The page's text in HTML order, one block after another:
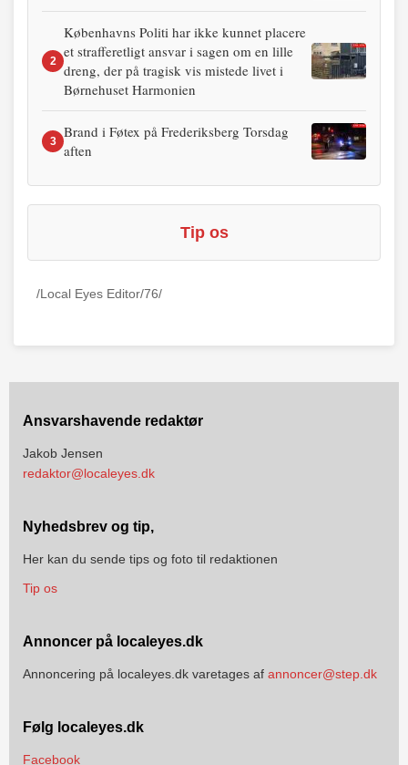
2
Københavns Politi har ikke kunnet placere
et strafferetligt ansvar i sagen om en lille
dreng, der på tragisk vis mistede livet i
Børnehuset Harmonien
3
Brand i Føtex på Frederiksberg Torsdag
aften
Tip os
/Local Eyes Editor/76/
Ansvarshavende redaktør
Jakob Jensen
redaktor@localeyes.dk
Nyhedsbrev og tip,
Her kan du sende tips og foto til redaktionen
Tip os
Annoncer på localeyes.dk
Annoncering på localeyes.dk varetages af annoncer@step.dk
Følg localeyes.dk
Facebook